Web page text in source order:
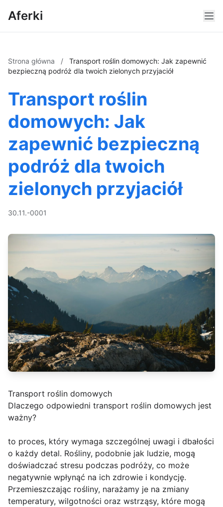
Aferki
Strona główna /
Transport roślin domowych: Jak zapewnić
bezpieczną podróż dla twoich zielonych przyjaciół
Transport roślin
domowych: Jak
zapewnić bezpieczną
podróż dla twoich
zielonych przyjaciół
30.11.-0001
Transport roślin domowych
Dlaczego odpowiedni transport roślin domowych jest
ważny?
to proces, który wymaga szczególnej uwagi i dbałości
o każdy detal. Rośliny, podobnie jak ludzie, mogą
doświadczać stresu podczas podróży, co może
negatywnie wpłynąć na ich zdrowie i kondycję.
Przemieszczając rośliny, narażamy je na zmiany
temperatury, wilgotności oraz wstrząsy, które mogą